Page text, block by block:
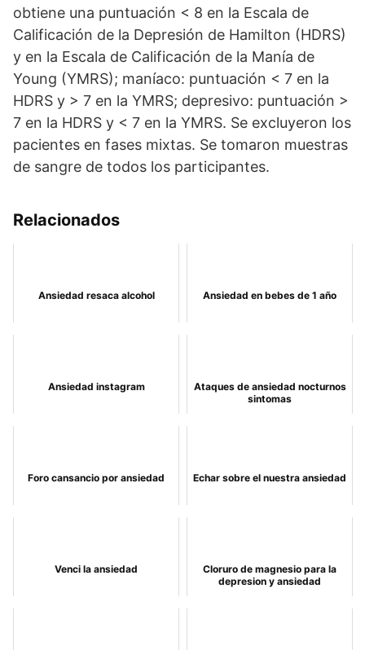
obtiene una puntuación < 8 en la Escala de
Calificación de la Depresión de Hamilton (HDRS)
y en la Escala de Calificación de la Manía de
Young (YMRS); maníaco: puntuación < 7 en la
HDRS y > 7 en la YMRS; depresivo: puntuación >
7 en la HDRS y < 7 en la YMRS. Se excluyeron los
pacientes en fases mixtas. Se tomaron muestras
de sangre de todos los participantes.
Relacionados
Ansiedad resaca alcohol Ansiedad en bebes de 1 año
Ansiedad instagram
Ataques de ansiedad nocturnos
sintomas
Foro cansancio por ansiedad Echar sobre el nuestra ansiedad
Venci la ansiedad
Cloruro de magnesio para la
depresion y ansiedad